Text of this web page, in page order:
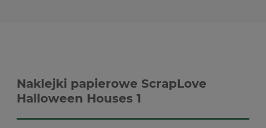
Naklejki papierowe ScrapLove
Halloween Houses 1